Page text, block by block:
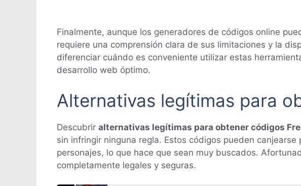
Finalmente, aunque los generadores de códigos online
requiere una comprensión clara de sus limitaciones y la
diferenciar cuándo es conveniente utilizar estas
desarrollo web óptimo.
Alternativas legítimas para
Descubrir alternativas legítimas para obtener códigos
sin infringir ninguna regla. Estos códigos pueden
personajes, lo que hace que sean muy buscados.
completamente legales y seguras.